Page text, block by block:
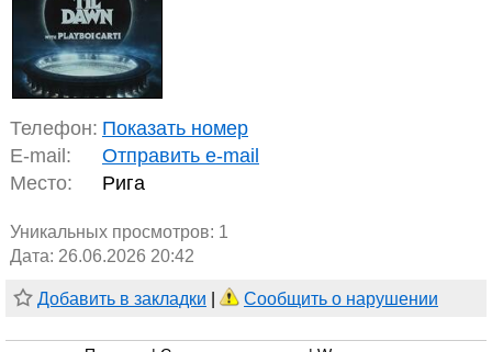
Телефон: Показать номер
E-mail:
Отправить e-mail
Место:
Рига
Уникальных просмотров: 1
Дата: 26.06.2026 20:42
Добавить в закладки Сообщить о нарушении